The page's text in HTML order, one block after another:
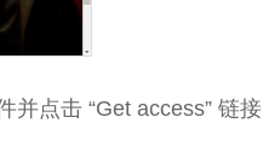
并点击 “Get access” 链接